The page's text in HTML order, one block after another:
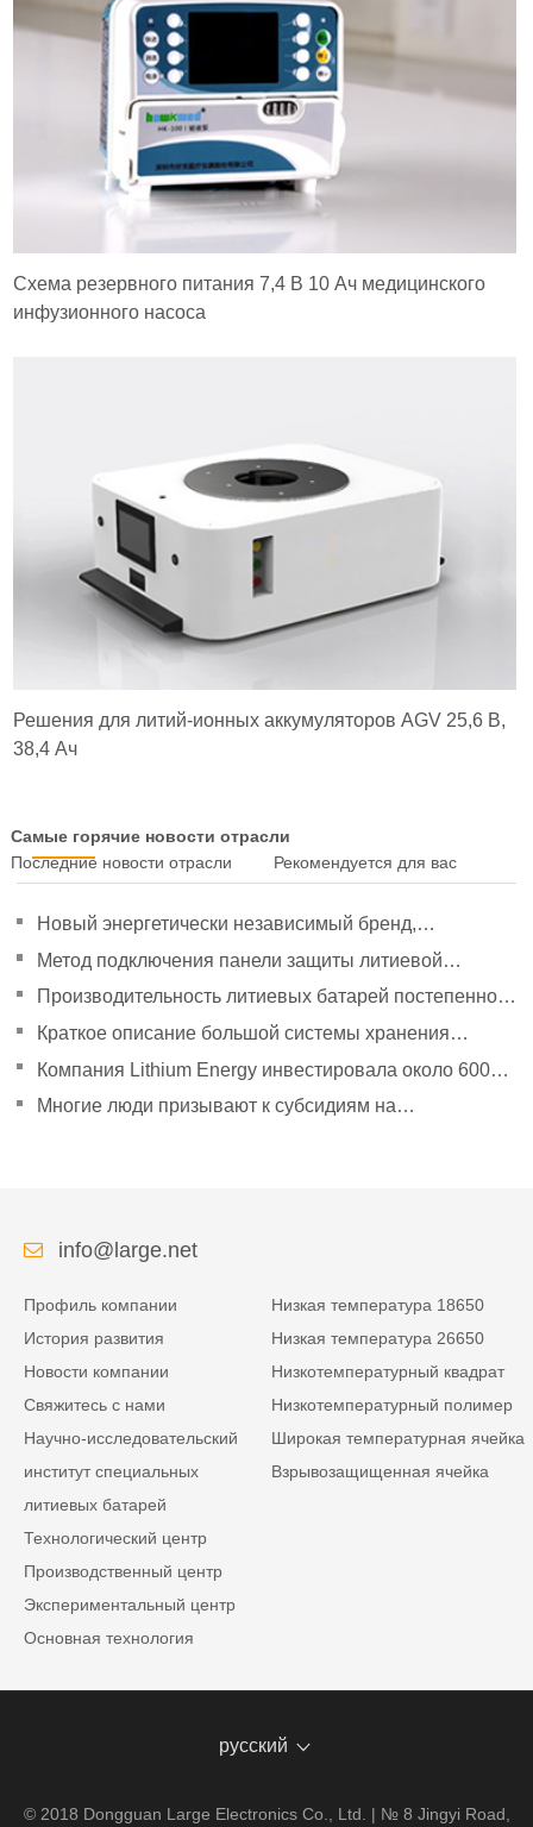
Схема резервного питания 7,4 В 10 Ач медицинского
инфузионного насоса
Решения для литий-ионных аккумуляторов AGV 25,6 В,
38,4 Ач
Самые горячие новости отрасли
Последние новости отрасли
Рекомендуется для вас
Новый энергетически независимый бренд,
направленный на политическое руководство, чтобы
удвоить свое давление
Метод подключения панели защиты литиевой
батареи
Производительность литиевых батарей постепенно
улучшилась.
Краткое описание большой системы хранения
энергии Tesla Powerpack
Компания Lithium Energy инвестировала около 600
миллионов юаней в создание дочерних компаний.
Многие люди призывают к субсидиям на
info@large.net
Профиль компании
История развития
Новости компании
Свяжитесь с нами
Научно-исследовательский
институт специальных
литиевых батарей
Технологический центр
Производственный центр
Экспериментальный центр
Основная технология
Низкая температура 18650
Низкая температура 26650
Низкотемпературный квадрат
Низкотемпературный полимер
Широкая температурная ячейка
Взрывозащищенная ячейка
русский
© 2018 Dongguan Large Electronics Co., Ltd. | № 8 Jingyi Road,